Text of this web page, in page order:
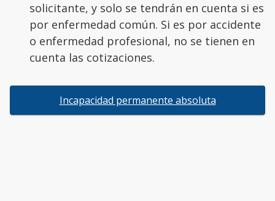
solicitante, y solo se tendrán en cuenta si es
por enfermedad común. Si es por accidente
o enfermedad profesional, no se tienen en
cuenta las cotizaciones.
Incapacidad permanente absoluta